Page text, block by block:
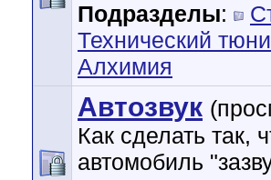
Подразделы:
Технический
Алхимия
Автозвук
Как сделать так,
автомобиль